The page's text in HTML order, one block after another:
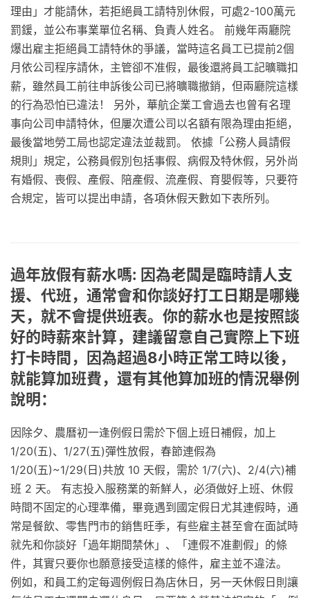
理由」才能請休，若拒絕員工請特別休假，可處2-100萬元
罰鍰，並公布事業單位名稱、負責人姓名。 前幾年兩廳院
爆出雇主拒絕員工請特休的爭議，當時這名員工已提前2個
月依公司程序請休，主管卻不准假，最後還將員工記曠職扣
薪，雖然員工前往申訴後公司已將曠職撤銷，但兩廳院這樣
的行為恐怕已違法！ 另外，華航企業工會過去也曾有名理
事向公司申請特休，但屢次遭公司以名額有限為理由拒絕，
最後當地勞工局也認定違法並裁罰。 依據「公務人員請假
規則」規定，公務員假別包括事假、病假及特休假，另外尚
有婚假、喪假、產假、陪產假、流產假、育嬰假等，只要符
合規定，皆可以提出申請，各項休假天數如下表所列。
過年放假有薪水嗎: 因為老闆是臨時請人支
援、代班，通常會和你談好打工日期是哪幾
天，就不會提供班表。你的薪水也是按照談
好的時薪來計算，建議留意自己實際上下班
打卡時間，因為超過8小時正常工時以後，
就能算加班費，還有其他算加班的情況舉例
說明：
因除夕、農曆初一逢例假日需於下個上班日補假，加上
1/20(五)、1/27(五)彈性放假，春節連假為
1/20(五)~1/29(日)共放 10 天假，需於 1/7(六)、2/4(六)補
班 2 天。 有志投入服務業的新鮮人，必須做好上班、休假
時間不固定的心理準備，畢竟遇到國定假日尤其連假時，通
常是餐飲、零售門市的銷售旺季，有些雇主甚至會在面試時
就先和你談好「過年期間禁休」、「連假不准劃假」的條
件，其實只要你也願意接受這樣的條件，雇主並不違法。
例如，和員工約定每週例假日為店休日，另一天休假日則讓